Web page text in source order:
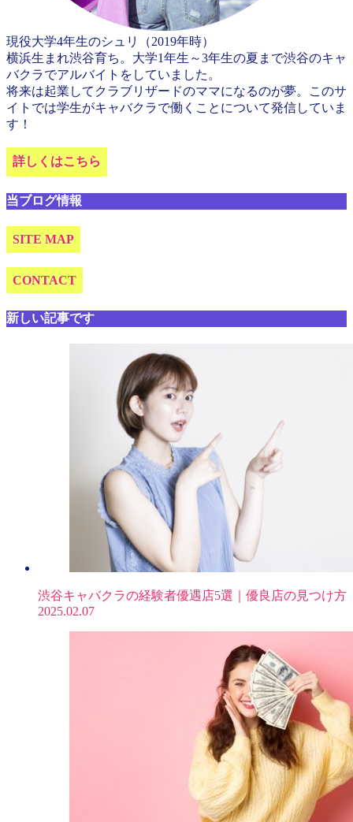
現役大学4年生のシュリ（2019年時）
横浜生まれ渋谷育ち。大学1年生～3年生の夏まで渋谷のキャ
バクラでアルバイトをしていました。
将来は起業してクラブリザードのママになるのが夢。このサ
イトでは学生がキャバクラで働くことについて発信していま
す！
詳しくはこちら
当ブログ情報
SITE MAP
CONTACT
新しい記事です
渋谷キャバクラの経験者優遇店5選｜優良店の見つけ方
2025.02.07